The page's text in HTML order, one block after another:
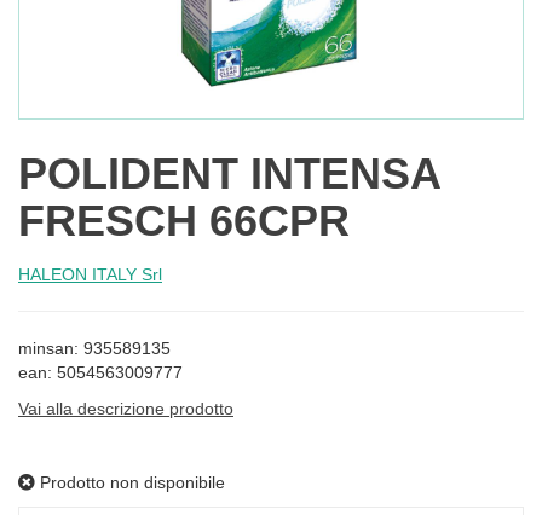
POLIDENT INTENSA
FRESCH 66CPR
HALEON ITALY Srl
minsan: 935589135
ean: 5054563009777
Vai alla descrizione prodotto
Prodotto non disponibile